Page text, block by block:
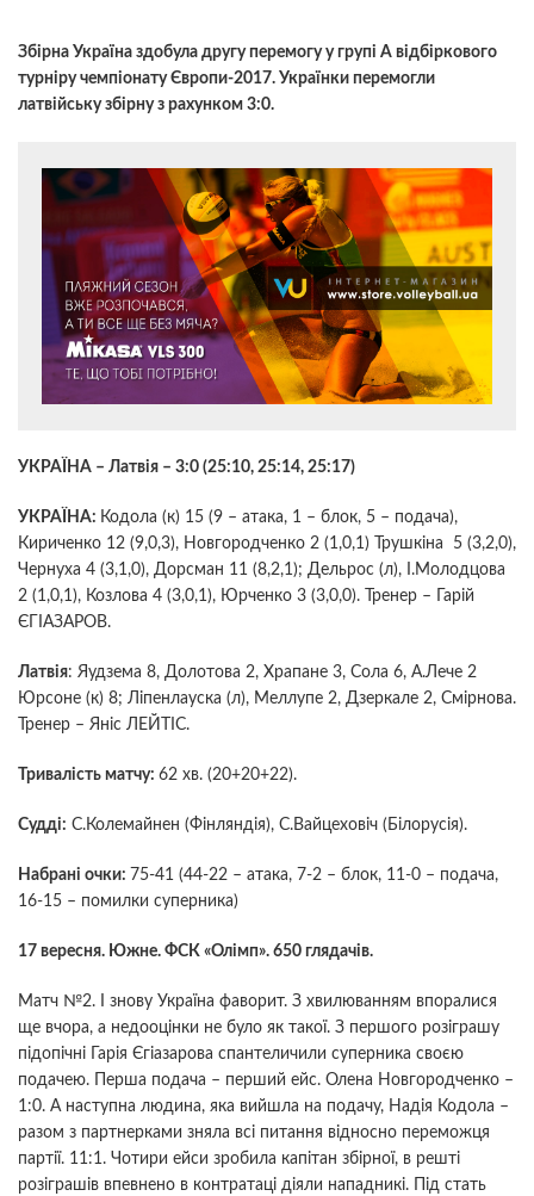
Збірна Україна здобула другу перемогу у групі А відбіркового
турніру чемпіонату Європи-2017. Українки перемогли
латвійську збірну з рахунком 3:0.
УКРАЇНА – Латвія – 3:0 (25:10, 25:14, 25:17)
УКРАЇНА: Кодола (к) 15 (9 – атака, 1 – блок, 5 – подача),
Кириченко 12 (9,0,3), Новгородченко 2 (1,0,1) Трушкіна 5 (3,2,0),
Чернуха 4 (3,1,0), Дорсман 11 (8,2,1); Дельрос (л), І.Молодцова
2 (1,0,1), Козлова 4 (3,0,1), Юрченко 3 (3,0,0). Тренер – Гарій
ЄГІАЗАРОВ.
Латвія: Яудзема 8, Долотова 2, Храпане 3, Сола 6, А.Лече 2
Юрсоне (к) 8; Ліпенлауска (л), Меллупе 2, Дзеркале 2, Смірнова.
Тренер – Яніс ЛЕЙТІС.
Тривалість матчу: 62 хв. (20+20+22).
Судді: С.Колемайнен (Фінляндія), С.Вайцеховіч (Білорусія).
Набрані очки: 75-41 (44-22 – атака, 7-2 – блок, 11-0 – подача,
16-15 – помилки суперника)
17 вересня. Южне. ФСК «Олімп». 650 глядачів.
Матч №2. І знову Україна фаворит. З хвилюванням впоралися
ще вчора, а недооцінки не було як такої. З першого розіграшу
підопічні Гарія Єгіазарова спантеличили суперника своєю
подачею. Перша подача – перший ейс. Олена Новгородченко –
1:0. А наступна людина, яка вийшла на подачу, Надія Кодола –
разом з партнерками зняла всі питання відносно переможця
партії. 11:1. Чотири ейси зробила капітан збірної, в решті
розіграшів впевнено в контратаці діяли нападникі. Під стать